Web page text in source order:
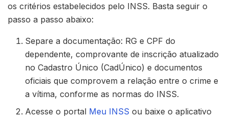
os critérios estabelecidos pelo INSS. Basta seguir o
passo a passo abaixo:
Separe a documentação: RG e CPF do
dependente, comprovante de inscrição atualizado
no Cadastro Único (CadÚnico) e documentos
oficiais que comprovem a relação entre o crime e
a vítima, conforme as normas do INSS.
Acesse o portal Meu INSS ou baixe o aplicativo